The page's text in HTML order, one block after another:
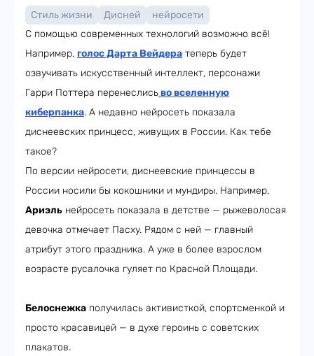
Стиль жизни Дисней
нейросети
С помощью современных технологий возможно всё!
Например, голос Дарта Вейдера теперь будет
озвучивать искусcтвенный интеллект, персонажи
Гарри Поттера перенеслисьво вселенную
киберпанка. А недавно нейросеть показала
диснеевских принцесс, живущих в России. Как тебе
такое?
По версии нейросети, диснеевские принцессы в
России носили бы кокошники и мундиры. Например,
Ариэль нейросеть показала в детстве — рыжеволосая
девочка отмечает Пасху. Рядом с ней — главный
атрибут этого праздника. А уже в более взрослом
возрасте русалочка гуляет по Красной Площади.
Белоснежка получилась активисткой, спортсменкой и
просто красавицей — в духе героинь с советских
плакатов.